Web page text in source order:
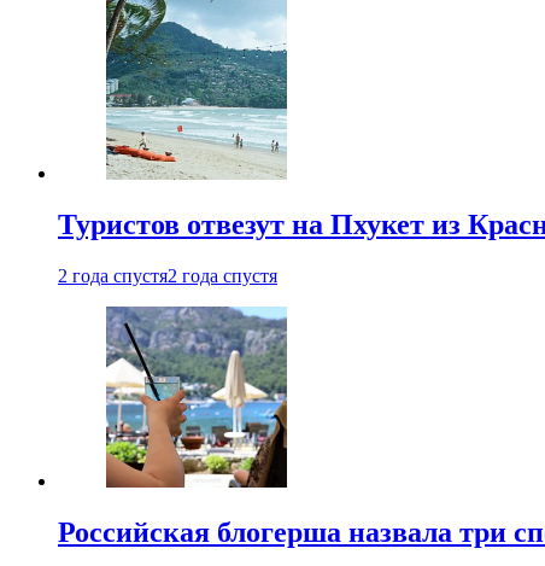
Туристов отвезут на Пхукет из
2 года спустя2 года спустя
Российская блогерша назвала три